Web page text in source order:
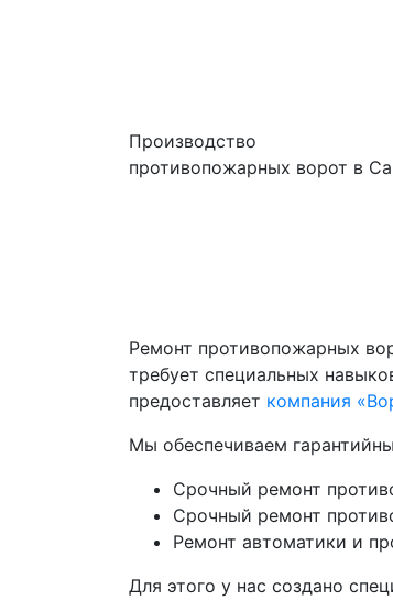
Производство
противопожарных ворот в
Ремонт противопожарных
требует специальных
предоставляет компания
Мы обеспечиваем
Срочный ремонт
Срочный ремонт
Ремонт автоматики и
Для этого у нас создано